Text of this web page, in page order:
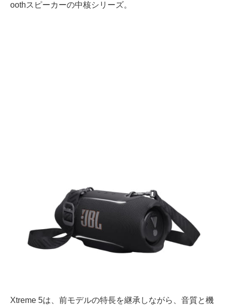
oothスピーカーの中核シリーズ。
Xtreme 5は、前モデルの特長を継承しながら、音質と機